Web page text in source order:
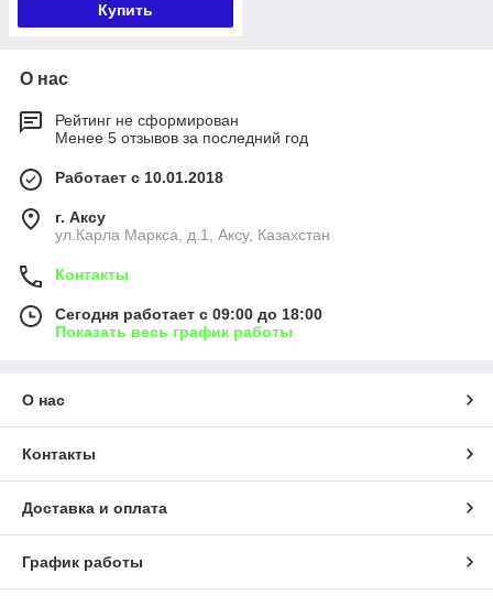
Купить
О нас
Рейтинг не сформирован
Менее 5 отзывов за последний год
Работает с 10.01.2018
г. Аксу
ул.Карла Маркса, д.1, Аксу, Казахстан
Контакты
Сегодня работает с 09:00 до 18:00
Показать весь график работы
О нас
Контакты
Доставка и оплата
График работы